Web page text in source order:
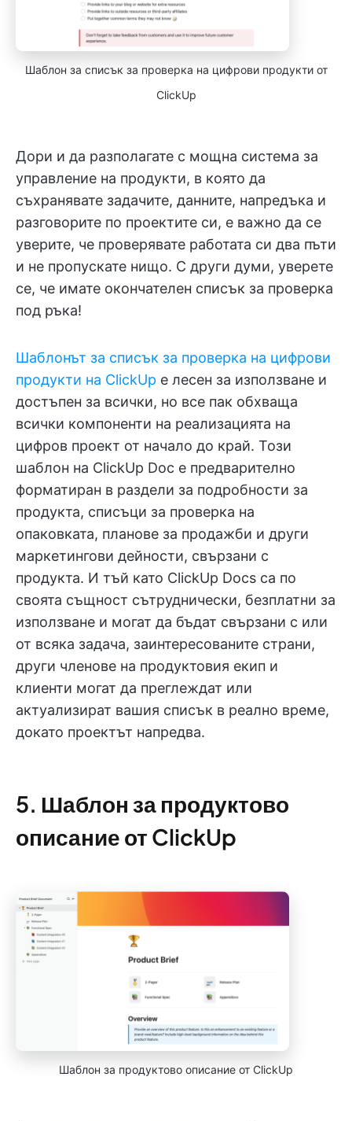
Шаблон за списък за проверка на цифрови продукти от
ClickUp
Дори и да разполагате с мощна система за
управление на продукти, в която да
съхранявате задачите, данните, напредъка и
разговорите по проектите си, е важно да се
уверите, че проверявате работата си два пъти
и не пропускате нищо. С други думи, уверете
се, че имате окончателен списък за проверка
под ръка!
Шаблонът за списък за проверка на цифрови
продукти на ClickUp е лесен за използване и
достъпен за всички, но все пак обхваща
всички компоненти на реализацията на
цифров проект от начало до край. Този
шаблон на ClickUp Doc е предварително
форматиран в раздели за подробности за
продукта, списъци за проверка на
опаковката, планове за продажби и други
маркетингови дейности, свързани с
продукта. И тъй като ClickUp Docs са по
своята същност сътруднически, безплатни за
използване и могат да бъдат свързани с или
от всяка задача, заинтересованите страни,
други членове на продуктовия екип и
клиенти могат да преглеждат или
актуализират вашия списък в реално време,
докато проектът напредва.
5. Шаблон за продуктово
описание от ClickUp
Шаблон за продуктово описание от ClickUp